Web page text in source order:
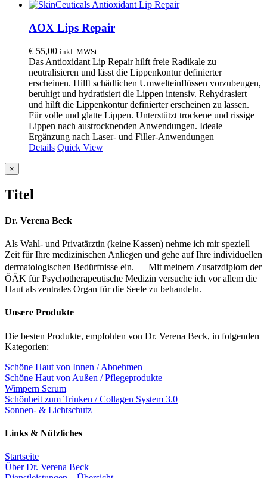
AOX Lips Repair
€ 55,00 inkl. MWSt.
Das Antioxidant Lip Repair hilft freie Radikale zu
neutralisieren und lässt die Lippenkontur definierter
erscheinen. Hilft schädlichen Umwelteinflüssen vorzubeugen,
beruhigt und hydratisiert die Lippen intensiv. Rehydrasiert
und hilft die Lippenkontur definierter erscheinen zu lassen.
Für volle und glatte Lippen. Unterstützt trockene und rissige
Lippen nach austrocknenden Anwendungen. Ideale
Ergänzung nach Laser- und Filler-Anwendungen
Details Quick View
Close
product
view
×
Titel
Dr. Verena Beck
Als Wahl- und Privatärztin (keine Kassen) nehme ich mir speziell
Zeit für Ihre medizinischen Anliegen und gehe auf Ihre individuellen
dermatologischen Bedürfnisse ein. Mit meinem Zusatzdiplom der
ÖÄK für Psychotherapeutische Medizin versuche ich vor allem die
Haut als zentrales Organ für die Seele zu behandeln.
Unsere Produkte
Die besten Produkte, empfohlen von Dr. Verena Beck, in folgenden
Kategorien:
Schöne Haut von Innen / Abnehmen
Schöne Haut von Außen / Pflegeprodukte
Wimpern Serum
Schönheit zum Trinken / Collagen System 3.0
Sonnen- & Lichtschutz
Links & Nützliches
Startseite
Über Dr. Verena Beck